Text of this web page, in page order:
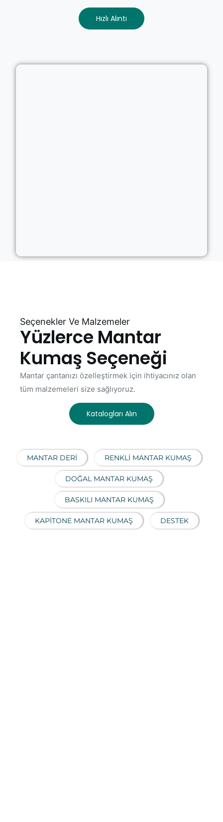
Hızlı Alıntı
Seçenekler Ve Malzemeler
Yüzlerce Mantar
Kumaş Seçeneği
Mantar çantanızı özelleştirmek için ihtiyacınız olan
tüm malzemeleri size sağlıyoruz.
Katalogları Alın
MANTAR DERI RENKLI MANTAR KUMAŞ
DOĞAL MANTAR KUMAŞ
BASKILI MANTAR KUMAŞ
KAPITONE MANTAR KUMAŞ DESTEK